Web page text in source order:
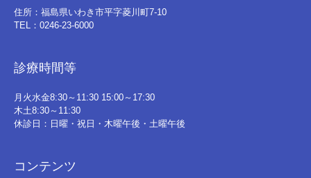
住所：福島県いわき市平字菱川町7-10
TEL：0246-23-6000
診療時間等
月火水金8:30～11:30 15:00～17:30
木土8:30～11:30
休診日：日曜・祝日・木曜午後・土曜午後
コンテンツ